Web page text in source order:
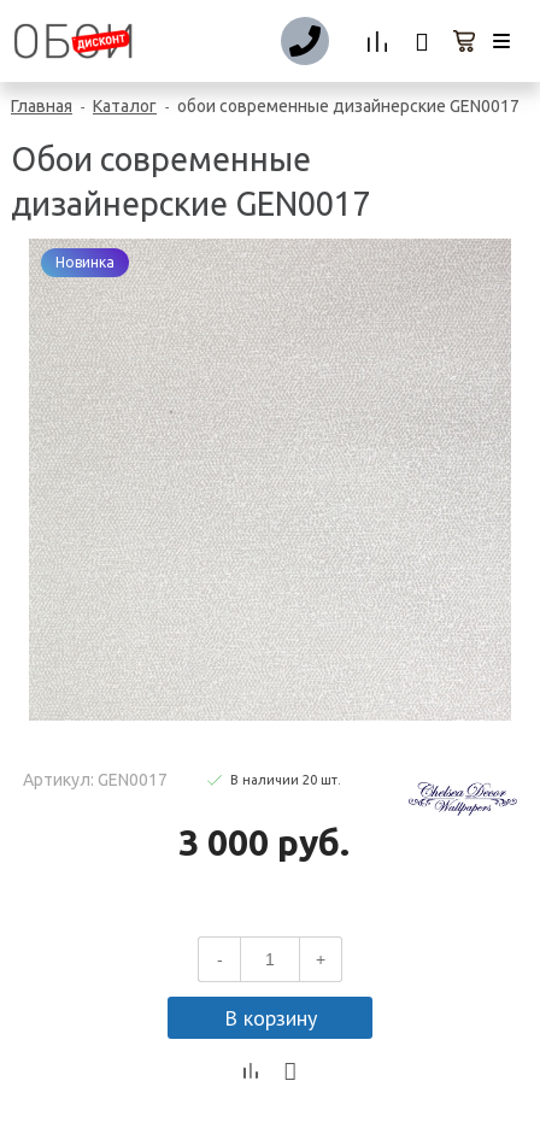
Главная - Каталог - обои современные дизайнерские GEN0017
Обои современные
дизайнерские GEN0017
Новинка
Артикул: GEN0017 В наличии 20 шт
3 000 руб.
- +
В корзину